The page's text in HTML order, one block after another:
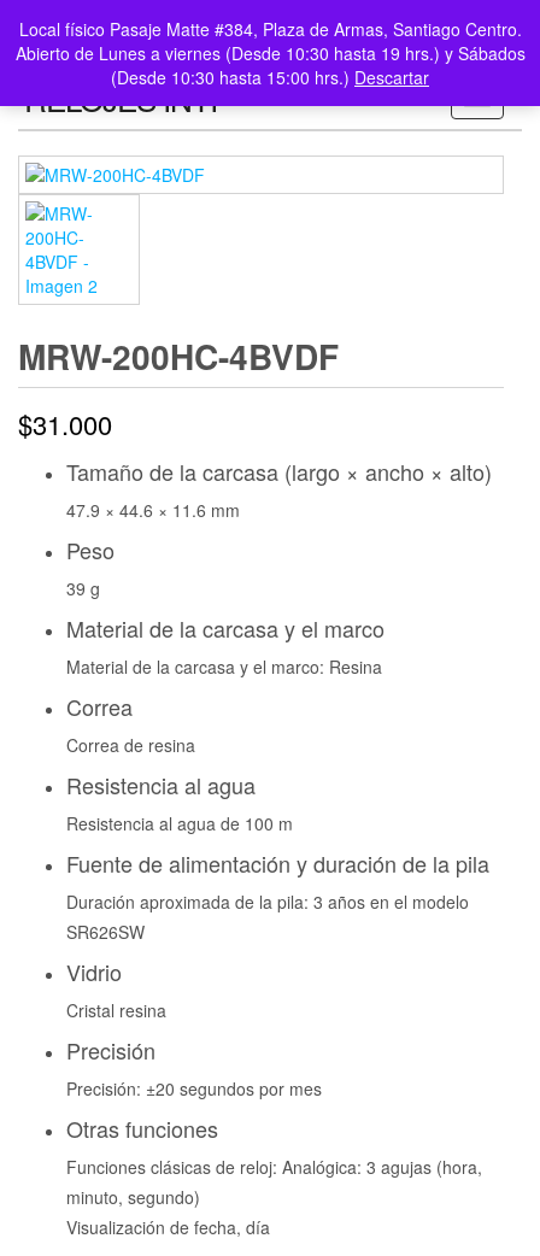
Local físico Pasaje Matte #384, Plaza de Armas, Santiago Centro.
Abierto de Lunes a viernes (Desde 10:30 hasta 19 hrs.) y Sábados
(Desde 10:30 hasta 15:00 hrs.) Descartar
LOGIN /
REGISTER
0
$0
Toggle
RELOJES INTI
MRW-200HC-4BVDF
$31.000
Tamaño de la carcasa (largo × ancho × alto)
47.9 × 44.6 × 11.6 mm
Peso
39 g
Material de la carcasa y el marco
Material de la carcasa y el marco: Resina
Correa
Correa de resina
Resistencia al agua
Resistencia al agua de 100 m
Fuente de alimentación y duración de la pila
Duración aproximada de la pila: 3 años en el modelo
SR626SW
Vidrio
Cristal resina
Precisión
Precisión: ±20 segundos por mes
Otras funciones
Funciones clásicas de reloj: Analógica: 3 agujas (hora,
minuto, segundo)
Visualización de fecha, día